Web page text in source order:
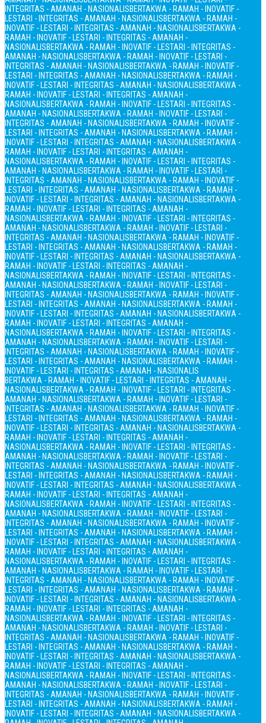
INTEGRITAS - AMANAH - NASIONALISBERTAKWA - RAMAH - INOVATIF -
LESTARI - INTEGRITAS - AMANAH - NASIONALISBERTAKWA - RAMAH -
INOVATIF - LESTARI - INTEGRITAS - AMANAH - NASIONALISBERTAKWA -
RAMAH - INOVATIF - LESTARI - INTEGRITAS - AMANAH -
NASIONALISBERTAKWA - RAMAH - INOVATIF - LESTARI - INTEGRITAS -
AMANAH - NASIONALISBERTAKWA - RAMAH - INOVATIF - LESTARI -
INTEGRITAS - AMANAH - NASIONALISBERTAKWA - RAMAH - INOVATIF -
LESTARI - INTEGRITAS - AMANAH - NASIONALISBERTAKWA - RAMAH -
INOVATIF - LESTARI - INTEGRITAS - AMANAH - NASIONALISBERTAKWA -
RAMAH - INOVATIF - LESTARI - INTEGRITAS - AMANAH -
NASIONALISBERTAKWA - RAMAH - INOVATIF - LESTARI - INTEGRITAS -
AMANAH - NASIONALISBERTAKWA - RAMAH - INOVATIF - LESTARI -
INTEGRITAS - AMANAH - NASIONALISBERTAKWA - RAMAH - INOVATIF -
LESTARI - INTEGRITAS - AMANAH - NASIONALISBERTAKWA - RAMAH -
INOVATIF - LESTARI - INTEGRITAS - AMANAH - NASIONALISBERTAKWA -
RAMAH - INOVATIF - LESTARI - INTEGRITAS - AMANAH -
NASIONALISBERTAKWA - RAMAH - INOVATIF - LESTARI - INTEGRITAS -
AMANAH - NASIONALISBERTAKWA - RAMAH - INOVATIF - LESTARI -
INTEGRITAS - AMANAH - NASIONALISBERTAKWA - RAMAH - INOVATIF -
LESTARI - INTEGRITAS - AMANAH - NASIONALISBERTAKWA - RAMAH -
INOVATIF - LESTARI - INTEGRITAS - AMANAH - NASIONALISBERTAKWA -
RAMAH - INOVATIF - LESTARI - INTEGRITAS - AMANAH -
NASIONALISBERTAKWA - RAMAH - INOVATIF - LESTARI - INTEGRITAS -
AMANAH - NASIONALISBERTAKWA - RAMAH - INOVATIF - LESTARI -
INTEGRITAS - AMANAH - NASIONALISBERTAKWA - RAMAH - INOVATIF -
LESTARI - INTEGRITAS - AMANAH - NASIONALISBERTAKWA - RAMAH -
INOVATIF - LESTARI - INTEGRITAS - AMANAH - NASIONALISBERTAKWA -
RAMAH - INOVATIF - LESTARI - INTEGRITAS - AMANAH -
NASIONALISBERTAKWA - RAMAH - INOVATIF - LESTARI - INTEGRITAS -
AMANAH - NASIONALISBERTAKWA - RAMAH - INOVATIF - LESTARI -
INTEGRITAS - AMANAH - NASIONALISBERTAKWA - RAMAH - INOVATIF -
LESTARI - INTEGRITAS - AMANAH - NASIONALISBERTAKWA - RAMAH -
INOVATIF - LESTARI - INTEGRITAS - AMANAH - NASIONALISBERTAKWA -
RAMAH - INOVATIF - LESTARI - INTEGRITAS - AMANAH -
NASIONALISBERTAKWA - RAMAH - INOVATIF - LESTARI - INTEGRITAS -
AMANAH - NASIONALISBERTAKWA - RAMAH - INOVATIF - LESTARI -
INTEGRITAS - AMANAH - NASIONALISBERTAKWA - RAMAH - INOVATIF -
LESTARI - INTEGRITAS - AMANAH - NASIONALISBERTAKWA - RAMAH -
INOVATIF - LESTARI - INTEGRITAS - AMANAH - NASIONALIS
BERTAKWA - RAMAH - INOVATIF - LESTARI - INTEGRITAS - AMANAH -
NASIONALISBERTAKWA - RAMAH - INOVATIF - LESTARI - INTEGRITAS -
AMANAH - NASIONALISBERTAKWA - RAMAH - INOVATIF - LESTARI -
INTEGRITAS - AMANAH - NASIONALISBERTAKWA - RAMAH - INOVATIF -
LESTARI - INTEGRITAS - AMANAH - NASIONALISBERTAKWA - RAMAH -
INOVATIF - LESTARI - INTEGRITAS - AMANAH - NASIONALISBERTAKWA -
RAMAH - INOVATIF - LESTARI - INTEGRITAS - AMANAH -
NASIONALISBERTAKWA - RAMAH - INOVATIF - LESTARI - INTEGRITAS -
AMANAH - NASIONALISBERTAKWA - RAMAH - INOVATIF - LESTARI -
INTEGRITAS - AMANAH - NASIONALISBERTAKWA - RAMAH - INOVATIF -
LESTARI - INTEGRITAS - AMANAH - NASIONALISBERTAKWA - RAMAH -
INOVATIF - LESTARI - INTEGRITAS - AMANAH - NASIONALISBERTAKWA -
RAMAH - INOVATIF - LESTARI - INTEGRITAS - AMANAH -
NASIONALISBERTAKWA - RAMAH - INOVATIF - LESTARI - INTEGRITAS -
AMANAH - NASIONALISBERTAKWA - RAMAH - INOVATIF - LESTARI -
INTEGRITAS - AMANAH - NASIONALISBERTAKWA - RAMAH - INOVATIF -
LESTARI - INTEGRITAS - AMANAH - NASIONALISBERTAKWA - RAMAH -
INOVATIF - LESTARI - INTEGRITAS - AMANAH - NASIONALISBERTAKWA -
RAMAH - INOVATIF - LESTARI - INTEGRITAS - AMANAH -
NASIONALISBERTAKWA - RAMAH - INOVATIF - LESTARI - INTEGRITAS -
AMANAH - NASIONALISBERTAKWA - RAMAH - INOVATIF - LESTARI -
INTEGRITAS - AMANAH - NASIONALISBERTAKWA - RAMAH - INOVATIF -
LESTARI - INTEGRITAS - AMANAH - NASIONALISBERTAKWA - RAMAH -
INOVATIF - LESTARI - INTEGRITAS - AMANAH - NASIONALISBERTAKWA -
RAMAH - INOVATIF - LESTARI - INTEGRITAS - AMANAH -
NASIONALISBERTAKWA - RAMAH - INOVATIF - LESTARI - INTEGRITAS -
AMANAH - NASIONALISBERTAKWA - RAMAH - INOVATIF - LESTARI -
INTEGRITAS - AMANAH - NASIONALISBERTAKWA - RAMAH - INOVATIF -
LESTARI - INTEGRITAS - AMANAH - NASIONALISBERTAKWA - RAMAH -
INOVATIF - LESTARI - INTEGRITAS - AMANAH - NASIONALISBERTAKWA -
RAMAH - INOVATIF - LESTARI - INTEGRITAS - AMANAH -
NASIONALISBERTAKWA - RAMAH - INOVATIF - LESTARI - INTEGRITAS -
AMANAH - NASIONALISBERTAKWA - RAMAH - INOVATIF - LESTARI -
INTEGRITAS - AMANAH - NASIONALISBERTAKWA - RAMAH - INOVATIF -
LESTARI - INTEGRITAS - AMANAH - NASIONALISBERTAKWA - RAMAH -
INOVATIF - LESTARI - INTEGRITAS - AMANAH - NASIONALISBERTAKWA -